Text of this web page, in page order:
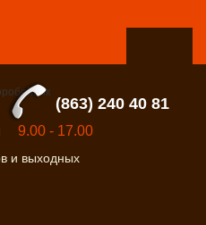
(863) 240 40 81
9.00 - 17.00
и выходных